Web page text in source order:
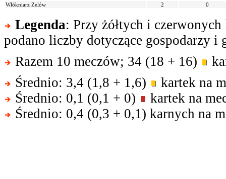
Włókniarz Zelów
2 0
Legenda: Przy żółtych i
podano liczby dotyczące gospodarzy i
Razem 10 meczów; 34 (18 + 16)
Średnio: 3,4 (1,8 + 1,6)
kartek na
Średnio: 0,1 (0,1 + 0)
kartek na
Średnio: 0,4 (0,3 + 0,1) karnych na